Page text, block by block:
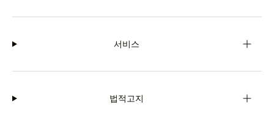
서비스
법적고지